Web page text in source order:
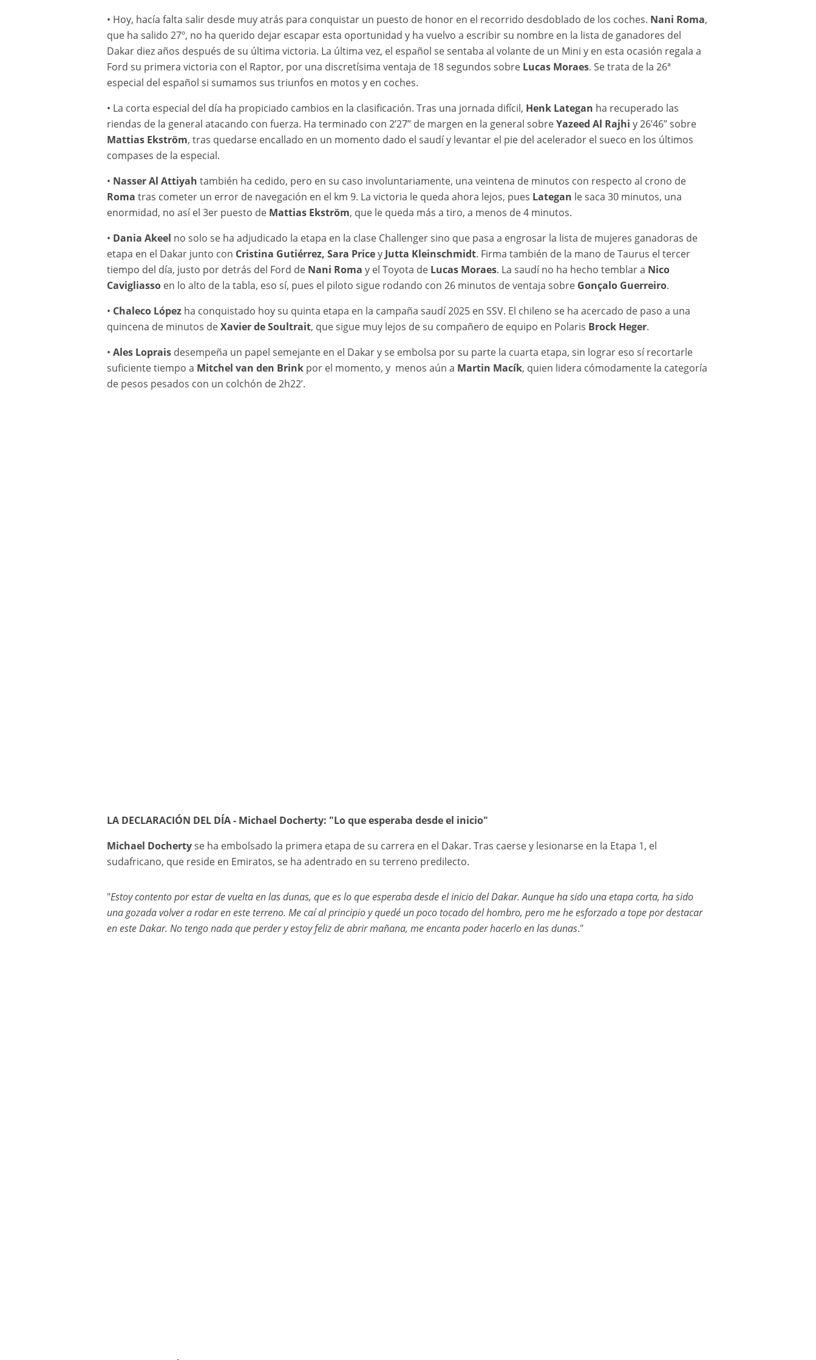
• Hoy, hacía falta salir desde muy atrás para conquistar un puesto de honor en el recorrido desdoblado de los coches. Nani Roma,
que ha salido 27º, no ha querido dejar escapar esta oportunidad y ha vuelvo a escribir su nombre en la lista de ganadores del
Dakar diez años después de su última victoria. La última vez, el español se sentaba al volante de un Mini y en esta ocasión regala a
Ford su primera victoria con el Raptor, por una discretísima ventaja de 18 segundos sobre Lucas Moraes. Se trata de la 26ª
especial del español si sumamos sus triunfos en motos y en coches.
• La corta especial del día ha propiciado cambios en la clasificación. Tras una jornada difícil, Henk Lategan ha recuperado las
riendas de la general atacando con fuerza. Ha terminado con 2’27’’ de margen en la general sobreYazeed Al Rajhi y 26’46’’ sobre
Mattias Ekström, tras quedarse encallado en un momento dado el saudí y levantar el pie del acelerador el sueco en los últimos
compases de la especial.
• Nasser Al Attiyah también ha cedido, pero en su caso involuntariamente, una veintena de minutos con respecto al crono de
Roma tras cometer un error de navegación en el km 9. La victoria le queda ahora lejos, pues Lategan le saca 30 minutos, una
enormidad, no así el 3er puesto de Mattias Ekström, que le queda más a tiro, a menos de 4 minutos.
• Dania Akeel no solo se ha adjudicado la etapa en la clase Challenger sino que pasa a engrosar la lista de mujeres ganadoras de
etapa en el Dakar junto con Cristina Gutiérrez, Sara Pricey Jutta Kleinschmidt. Firma también de la mano de Taurus el tercer
tiempo del día, justo por detrás del Ford de Nani Roma y el Toyota de Lucas Moraes. La saudí no ha hecho temblar a Nico
Cavigliasso en lo alto de la tabla, eso sí, pues el piloto sigue rodando con 26 minutos de ventaja sobre Gonçalo Guerreiro.
• Chaleco López ha conquistado hoy su quinta etapa en la campaña saudí 2025 en SSV. El chileno se ha acercado de paso a una
quincena de minutos deXavier de Soultrait, que sigue muy lejos de su compañero de equipo en Polaris Brock Heger.
• Ales Loprais desempeña un papel semejante en el Dakar y se embolsa por su parte la cuarta etapa, sin lograr eso sí recortarle
suficiente tiempo a Mitchel van den Brink por el momento, y menos aún a Martin Macík, quien lidera cómodamente la categoría
de pesos pesados con un colchón de 2h22’.
LA DECLARACIÓN DEL DÍA - Michael Docherty: "Lo que esperaba desde el inicio"
Michael Dochertyse ha embolsado la primera etapa de su carrera en el Dakar. Tras caerse y lesionarse en la Etapa 1, el
sudafricano, que reside en Emiratos, se ha adentrado en su terreno predilecto.
"Estoy contento por estar de vuelta en las dunas, que es lo que esperaba desde el inicio del Dakar. Aunque ha sido una etapa corta, ha sido
una gozada volver a rodar en este terreno. Me caí al principio y quedé un poco tocado del hombro, pero me he esforzado a tope por destacar
en este Dakar. No tengo nada que perder y estoy feliz de abrir mañana, me encanta poder hacerlo en las dunas."